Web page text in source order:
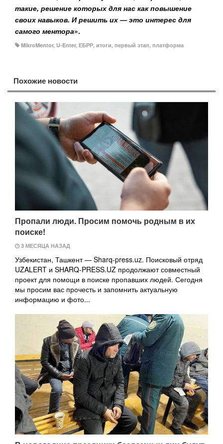
такие, решение которых для нас как повышение
своих навыков. И решить их — это интерес для
самого ментора».
MikroMentor, U-Enter, ЕБРР, итоги, первый этап, платформа
Похожие новости
Пропали люди. Просим помочь родным в их
поиске!
3 МЕСЯЦА НАЗАД
Узбекистан, Ташкент — Sharq-press.uz. Поисковый отряд
UZALERT и SHARQ-PRESS.UZ продолжают совместный
проект для помощи в поиске пропавших людей. Сегодня
мы просим вас прочесть и запомнить актуальную
информацию и фото...